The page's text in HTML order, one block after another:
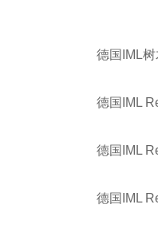
德国IML
德国IML
德国IML
德国IML